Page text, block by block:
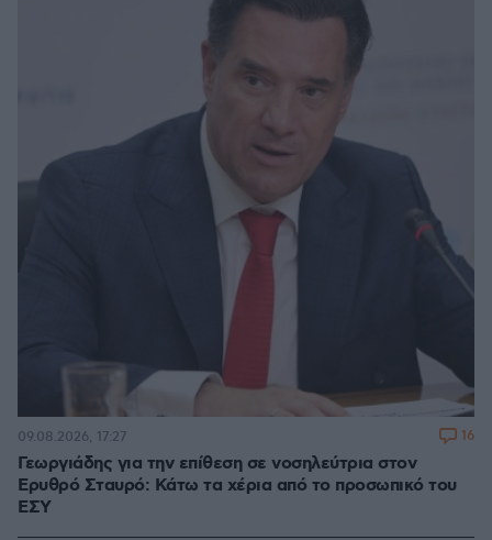
Γεωργιάδης για την επίθεση σε νοσηλεύτρια στον
Ερυθρό Σταυρό: Κάτω τα χέρια από το προσωπικό του
ΕΣΥ
09.08.2026, 17:27 16